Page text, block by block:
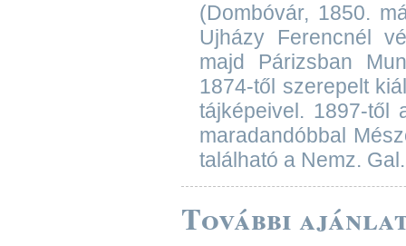
(Dombóvár, 1850.
Ujházy Ferencnél
majd Párizsban
1874-től szerepelt
tájképeivel. 1897-től
maradandóbbal
található a Nemz.
További